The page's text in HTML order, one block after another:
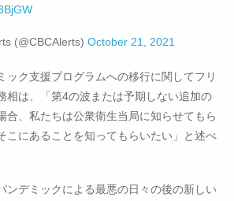
(@CBCAlerts) October 21, 2021
ック支援プログラムへの移行に関してフリ
相は、「第4の波または予期しない追加の
合、私たちは公衆衛生当局に知らせてもら
こにあることを知ってもらいたい」と述べ
ンデミックによる最悪の日々の後の新しい